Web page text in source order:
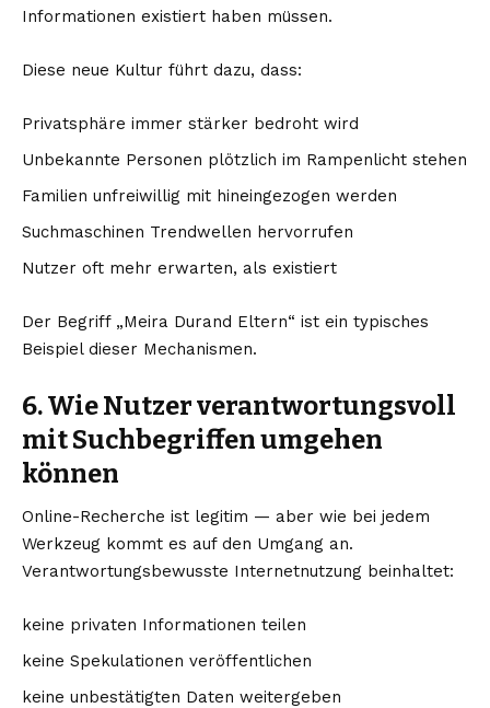
Informationen existiert haben müssen.
Diese neue Kultur führt dazu, dass:
Privatsphäre immer stärker bedroht wird
Unbekannte Personen plötzlich im Rampenlicht stehen
Familien unfreiwillig mit hineingezogen werden
Suchmaschinen Trendwellen hervorrufen
Nutzer oft mehr erwarten, als existiert
Der Begriff „Meira Durand Eltern“ ist ein typisches
Beispiel dieser Mechanismen.
6. Wie Nutzer verantwortungsvoll
mit Suchbegriffen umgehen
können
Online-Recherche ist legitim — aber wie bei jedem
Werkzeug kommt es auf den Umgang an.
Verantwortungsbewusste Internetnutzung beinhaltet:
keine privaten Informationen teilen
keine Spekulationen veröffentlichen
keine unbestätigten Daten weitergeben